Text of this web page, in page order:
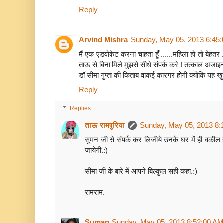
Reply
Arvind Mishra Sunday, May 05, 2013
मैं एक एडवोकेट करना चाहता हूँ ......महिला हो तो
ताऊ से बिना मिले मुझसे सीधे संपर्क करे ! तत्काल
डॉ सीमा गुप्ता की किताब वाकई कारगर होगी क्योकि
Reply
Replies
ताऊ रामपुरिया
Sunday, May 05, 2013
सुमन जी से संपर्क कर लिजीये उनके घर में ही वकील
जायेगी.:)
सीमा जी के बारे में आपने बिल्कुल सही कहा.:)
रामराम.